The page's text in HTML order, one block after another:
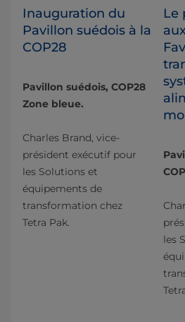
Inauguration du
Pavillon suédois à la
COP28
Pavillon suédois, COP28
Zone bleue.
Charles Brand, vice-
président exécutif pour
les Solutions et
équipements de
transformation chez
Tetra Pak.
Le
les